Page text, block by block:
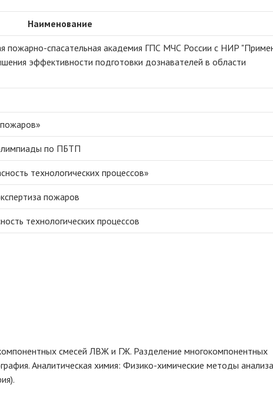
Наименование
пожарно-спасательная академия ГПС МЧС России с НИР
эффективности подготовки дознавателей в области
по ПБТП
технологических процессов»
пожаров
технологических процессов
смесей ЛВЖ и ГЖ. Разделение многокомпонентных
Аналитическая химия: Физико-химические методы анализа